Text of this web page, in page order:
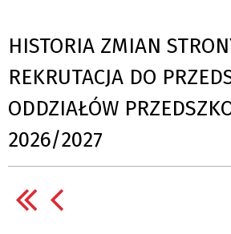
HISTORIA ZMIAN
REKRUTACJA DO
ODDZIAŁÓW
2026/2027